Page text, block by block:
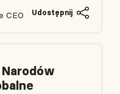
CEO Udostępnij